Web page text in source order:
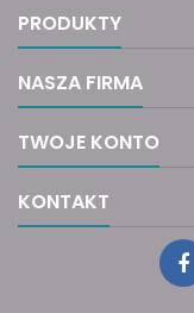
PRODUKTY
NASZA FIRMA
TWOJE KONTO
KONTAKT